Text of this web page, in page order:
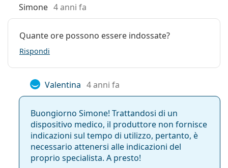
Simone 4 anni fa
Quante ore possono essere indossate?
Rispondi
Valentina 4 anni fa
Buongiorno Simone! Trattandosi di un
dispositivo medico, il produttore non fornisce
indicazioni sul tempo di utilizzo, pertanto, è
necessario attenersi alle indicazioni del
proprio specialista. A presto!